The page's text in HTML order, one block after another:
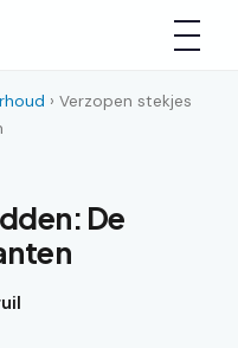
› Verzopen stekjes
De